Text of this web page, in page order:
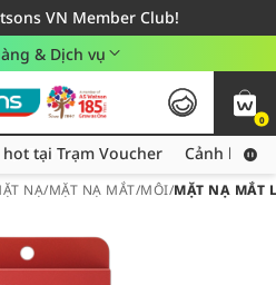
VN Member Club!
cho đơn hàng từ 249,000Đ
dụng khu vực TP. Hồ Chí Minh
& Dịch vụ
0
Thu thập thêm voucher hot tại Trạm Voucher
tại Trạm Voucher Cảnh báo
NẠ/MẶT NẠ MẮT/MÔI/MẶT NẠ MẮT